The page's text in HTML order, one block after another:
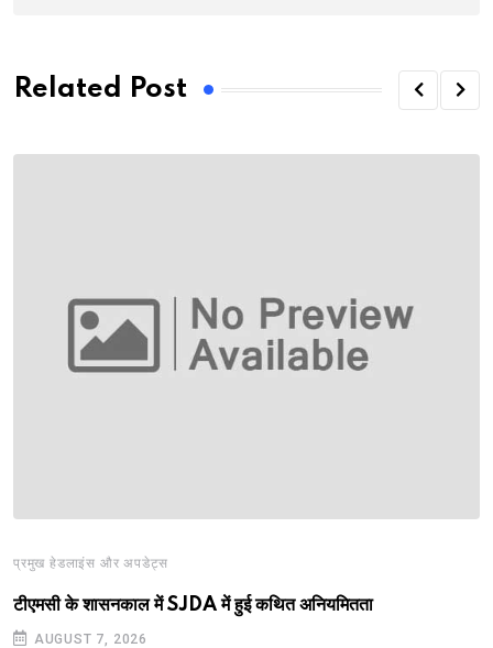
Related Post
प्रमुख हेडलाइंस और अपडेट्स
टीएमसी के शासनकाल में SJDA में हुई कथित अनियमितता
AUGUST 7, 2026